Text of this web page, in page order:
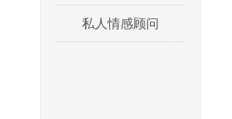
私人情感顾问